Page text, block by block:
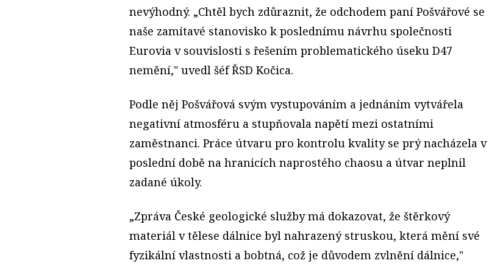
nevýhodný. „Chtěl bych zdůraznit, že odchodem paní Pošvářové se
naše zamítavé stanovisko k poslednímu návrhu společnosti
Eurovia v souvislosti s řešením problematického úseku D47
nemění," uvedl šéf ŘSD Kočica.
Podle něj Pošvářová svým vystupováním a jednáním vytvářela
negativní atmosféru a stupňovala napětí mezi ostatními
zaměstnanci. Práce útvaru pro kontrolu kvality se prý nacházela v
poslední době na hranicích naprostého chaosu a útvar neplnil
zadané úkoly.
„Zpráva České geologické služby má dokazovat, že štěrkový
materiál v tělese dálnice byl nahrazený struskou, která mění své
fyzikální vlastnosti a bobtná, což je důvodem zvlnění dálnice,"